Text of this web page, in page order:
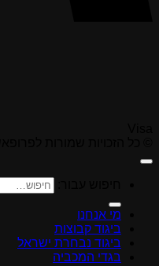
מי אנחנו
ביגוד קבוצות
ביגוד נבחרת ישראל
בגדי המכביה